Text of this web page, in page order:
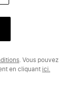
. Vous pouvez
en cliquant ici.